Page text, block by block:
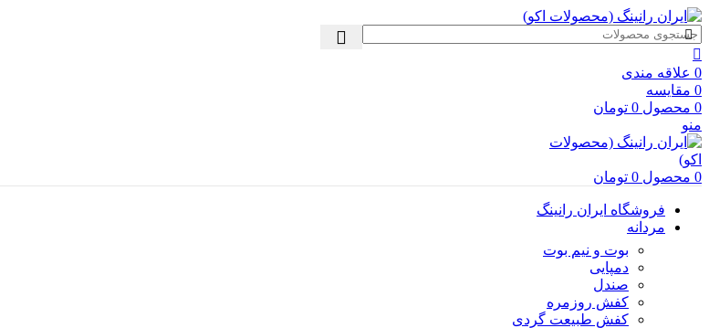
0 علاقه مندی
0 مقایسه
0 محصول 0 تومان
منو
0 محصول 0 تومان
فروشگاه ایران رانینگ
مردانه
بوت و نیم بوت
دمپایی
صندل
کفش روزمره
کفش طبیعت گردی
ما را در اینستاگرام دنبال کنید